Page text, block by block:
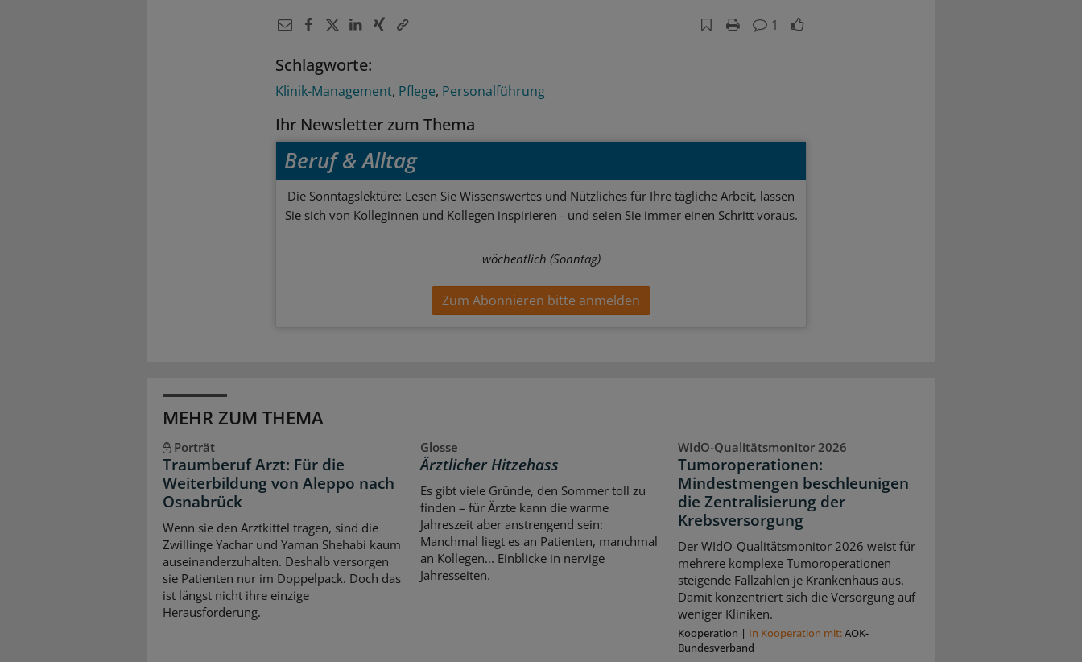
1
Schlagworte:
Klinik-Management Pflege Personalführung
Ihr Newsletter zum Thema
Beruf & Alltag
Die Sonntagslektüre: Lesen Sie Wissenswertes und Nützliches für Ihre tägliche Arbeit, lassen
Sie sich von Kolleginnen und Kollegen inspirieren - und seien Sie immer einen Schritt voraus.
wöchentlich (Sonntag)
Zum Abonnieren bitte anmelden
MEHR ZUM THEMA
Porträt
Traumberuf Arzt: Für die
Weiterbildung von Aleppo nach
Osnabrück
Wenn sie den Arztkittel tragen, sind die
Zwillinge Yachar und Yaman Shehabi kaum
auseinanderzuhalten. Deshalb versorgen
sie Patienten nur im Doppelpack. Doch das
ist längst nicht ihre einzige
Herausforderung.
Glosse
Ärztlicher Hitzehass
Es gibt viele Gründe, den Sommer toll zu
finden – für Ärzte kann die warme
Jahreszeit aber anstrengend sein:
Manchmal liegt es an Patienten, manchmal
an Kollegen... Einblicke in nervige
Jahresseiten.
WIdO-Qualitätsmonitor 2026
Tumoroperationen:
Mindestmengen beschleunigen
die Zentralisierung der
Krebsversorgung
Der WIdO-Qualitätsmonitor 2026 weist für
mehrere komplexe Tumoroperationen
steigende Fallzahlen je Krankenhaus aus.
Damit konzentriert sich die Versorgung auf
weniger Kliniken.
Kooperation | In Kooperation mit:AOK-
Bundesverband